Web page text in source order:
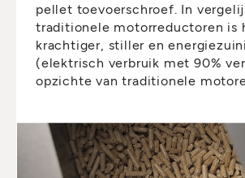
pellet toevoerschroef. In
traditionele motorreductoren is
krachtiger, stiller en
(elektrisch verbruik met 90%
opzichte van traditionele